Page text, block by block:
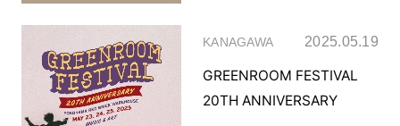
KANAGAWA 2025.05.19
GREENROOM FESTIVAL
20TH ANNIVERSARY